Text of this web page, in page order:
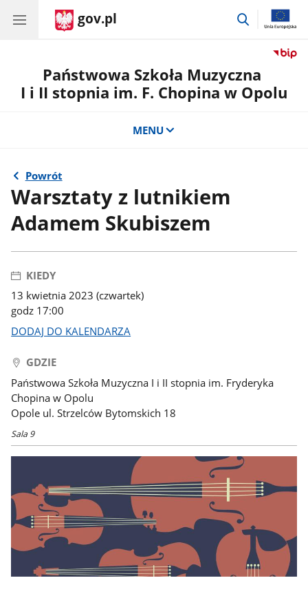
gov.pl
przejdź
Państwowa Szkoła Muzyczna
I i II stopnia im. F. Chopina w Opolu
MENU
Powrót
Warsztaty z lutnikiem
Adamem Skubiszem
KIEDY
13 kwietnia 2023 (czwartek)
godz 17:00
DODAJ DO KALENDARZA
GDZIE
Państwowa Szkoła Muzyczna I i II stopnia im. Fryderyka
Chopina w Opolu
Opole ul. Strzelców Bytomskich 18
Sala 9